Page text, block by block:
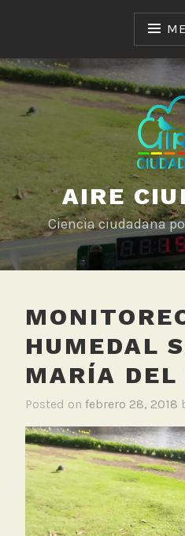
AIRE
Ciencia ciudadana
HUMEDAL
MARÍA DEL
Posted on febrero 28, 2018